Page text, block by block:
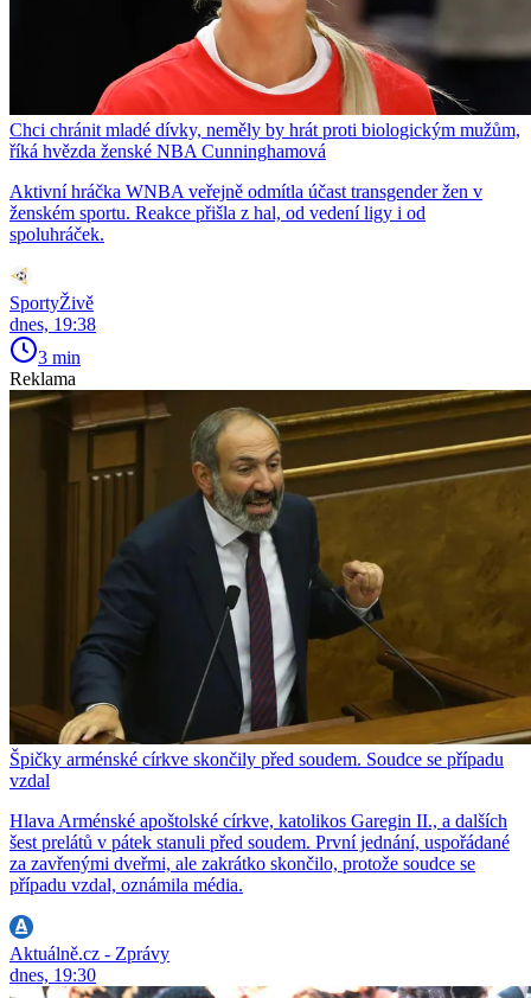
Chci chránit mladé dívky, neměly by hrát proti biologickým mužům,
říká hvězda ženské NBA Cunninghamová
Aktivní hráčka WNBA veřejně odmítla účast transgender žen v
ženském sportu. Reakce přišla z hal, od vedení ligy i od
spoluhráček.
SportyŽivě
dnes, 19:38
3 min
Reklama
Špičky arménské církve skončily před soudem. Soudce se případu
vzdal
Hlava Arménské apoštolské církve, katolikos Garegin II., a dalších
šest prelátů v pátek stanuli před soudem. První jednání, uspořádané
za zavřenými dveřmi, ale zakrátko skončilo, protože soudce se
případu vzdal, oznámila média.
Aktuálně.cz - Zprávy
dnes, 19:30